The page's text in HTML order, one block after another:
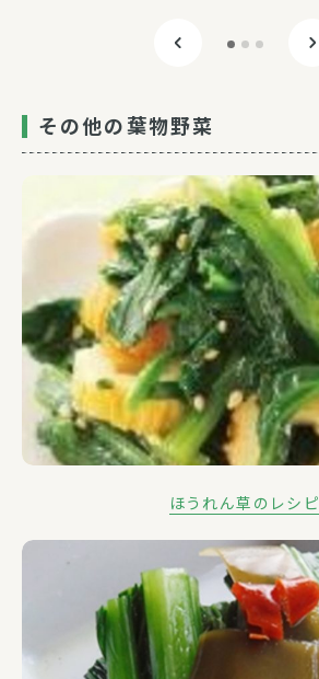
その他の葉物野菜
ほうれん草のレシピ